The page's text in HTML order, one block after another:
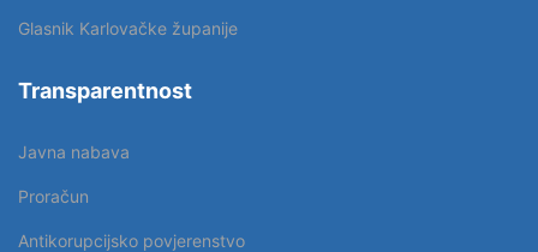
Glasnik Karlovačke županije
Transparentnost
Javna nabava
Proračun
Antikorupcijsko povjerenstvo